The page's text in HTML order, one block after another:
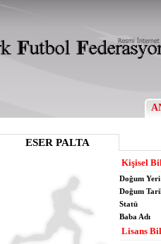
ESER PALTA
Kişisel
Doğum Yeri
Doğum
Statü
Baba Adı
Lisans